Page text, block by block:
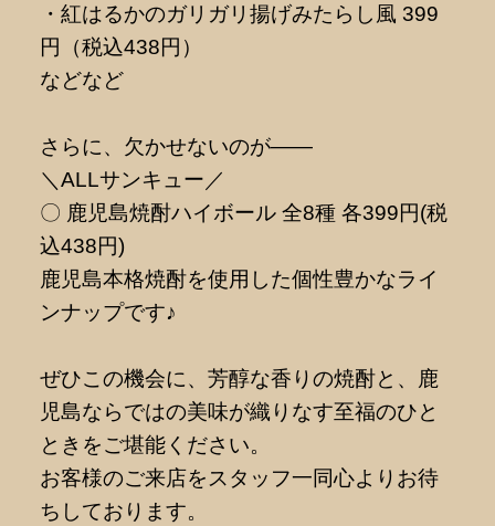
・紅はるかのガリガリ揚げみたらし風 399
円（税込438円）
などなど
さらに、欠かせないのが――
＼ALLサンキュー／
〇 鹿児島焼酎ハイボール 全8種 各399円(税
込438円)
鹿児島本格焼酎を使用した個性豊かなライ
ンナップです♪
ぜひこの機会に、芳醇な香りの焼酎と、鹿
児島ならではの美味が織りなす至福のひと
ときをご堪能ください。
お客様のご来店をスタッフ一同心よりお待
ちしております。